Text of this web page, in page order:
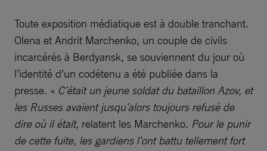
Toute exposition médiatique est à double tranchant.
Olena et Andrit Marchenko, un couple de civils
incarcérés à Berdyansk, se souviennent du jour où
l’identité d’un codétenu a été publiée dans la
presse. « C’était un jeune soldat du bataillon Azov, et
les Russes avaient jusqu’alors toujours refusé de
dire où il était, relatent les Marchenko. Pour le punir
de cette fuite, les gardiens l’ont battu tellement fort